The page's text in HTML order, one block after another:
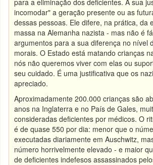
para a eliminação dos deficientes. A sua
incomodar" a geração presente ou as
dessas pessoas. Ele difere, na prática, da
massa na Alemanha nazista - mas não é
argumentos para a sua diferença no nível
morais. O Estado está matando crianças
nós não queremos viver com elas ou
seu cuidado. É uma justificativa que os
apreciado.
Aproximadamente 200.000 crianças são
anos na Inglaterra e no País de Gales,
consideradas deficientes por médicos. O
é de quase 550 por dia: menor que o
executadas diariamente em Auschwitz,
número horrivelmente elevado - e maior
de deficientes indefesos assassinados